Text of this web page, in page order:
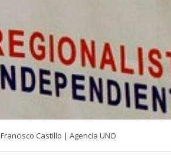
Francisco Castillo | Agencia UNO